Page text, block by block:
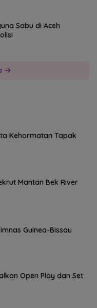
Sabu di Aceh
Kehormatan Tapak
Mantan Bek River
Guinea-Bissau
Open Play dan Set